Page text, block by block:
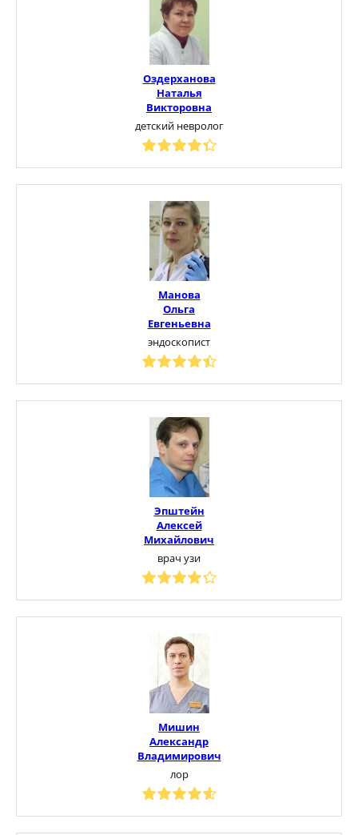
Оздерханова
Наталья
Викторовна
детский невролог
Манова
Ольга
Евгеньевна
эндоскопист
Эпштейн
Алексей
Михайлович
врач узи
Мишин
Александр
Владимирович
лор